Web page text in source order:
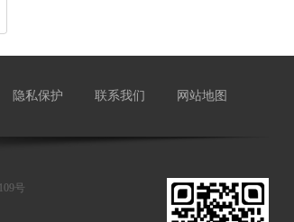
隐私保护 联系我们 网站地图
号